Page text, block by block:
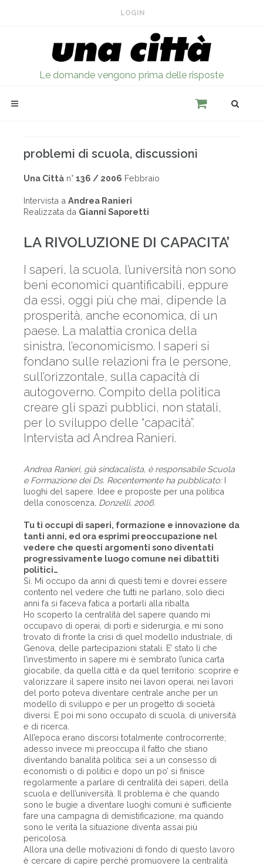
LOGIN
Le domande vengono prima delle risposte
problemi di scuola, discussioni
Una Città n° 136 / 2006 Febbraio
Intervista a Andrea Ranieri
Realizzata da Gianni Saporetti
LA RIVOLUZIONE DI CAPACITA’
I saperi, la scuola, l’università non sono
beni economici quantificabili, eppure
da essi, oggi più che mai, dipende la
prosperità, anche economica, di un
paese. La malattia cronica della
sinistra, l’economicismo. I saperi si
fondano sulle relazioni fra le persone,
sull’orizzontale, sulla capacità di
autogoverno. Compito della politica
creare gli spazi pubblici, non statali,
per lo sviluppo delle “capacità”.
Intervista ad Andrea Ranieri.
Andrea Ranieri, già sindacalista, è responsabile Scuola
e Formazione dei Ds. Recentemente ha pubblicato: I
luoghi del sapere. Idee e proposte per una politica
della conoscenza, Donzelli, 2006.
Tu ti occupi di saperi, formazione e innovazione da
tanti anni, ed ora esprimi preoccupazione nel
vedere che questi argomenti sono diventati
progressivamente luogo comune nei dibattiti
politici…
Sì. Mi occupo da anni di questi temi e dovrei essere
contento nel vedere che tutti ne parlano, solo dieci
anni fa si faceva fatica a portarli alla ribalta.
Ho scoperto la centralità del sapere quando mi
occupavo di operai, di porti e siderurgia, e mi sono
trovato di fronte la crisi di quel modello industriale, di
Genova, delle partecipazioni statali. E’ stato lì che
l’investimento in sapere mi è sembrato l’unica carta
giocabile, da quella città e da quel territorio: scoprire e
valorizzare il sapere insito nei lavori operai, nei lavori
del porto poteva diventare centrale anche per un
modello di sviluppo e per un progetto di società
diversi. E poi mi sono occupato di scuola, di università
e di ricerca.
All’epoca erano discorsi totalmente controcorrente;
adesso invece mi preoccupa il fatto che stiano
diventando banalità politica: sei a un consesso di
economisti o di politici e dopo un po’ si finisce
regolarmente a parlare di centralità dei saperi, della
scuola e dell’università. Il problema è che quando
sono le bugie a diventare luoghi comuni è sufficiente
fare una campagna di demistificazione, ma quando
sono le verità la situazione diventa assai più
pericolosa.
Allora una delle motivazioni di fondo di questo lavoro
è cercare di capire perché promuovere la centralità